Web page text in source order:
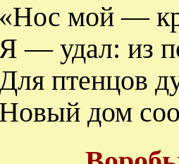
«Нос мой —
— удал: из
птенцов
Новый дом